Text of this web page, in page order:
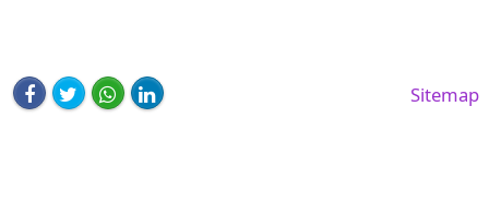
Sitemap